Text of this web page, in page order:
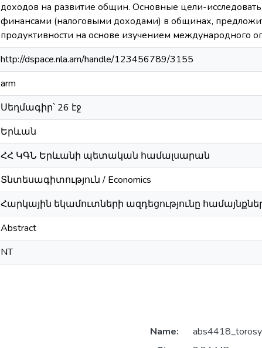
доходов на развитие общин. Основные цели-
финансами (налоговыми доходами) в общинах,
продуктивности на основе изучением международного
http://dspace.nla.am/handle/123456789/3155
arm
Սեղմագիր՝ 26 էջ
Երևան
ՀՀ ԿԳՆ Երևանի պետական համալսարան
Տնտեսագիտություն / Economics
Հարկային եկամուտների ազդեցությունը
Abstract
NT
Name: